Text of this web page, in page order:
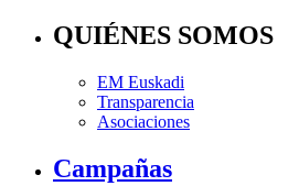
QUIÉNES SOMOS
EM Euskadi
Transparencia
Asociaciones
Campañas